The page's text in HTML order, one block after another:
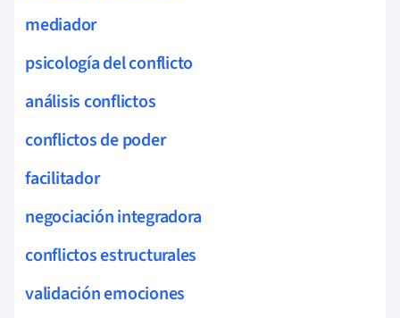
mediador
psicología del conflicto
análisis conflictos
conflictos de poder
facilitador
negociación integradora
conflictos estructurales
validación emociones